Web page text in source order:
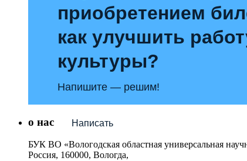
приобретением
как улучшить
культуры?
Напишите — решим!
Написать
о нас
БУК ВО «Вологодская областная универсальная
Россия, 160000, Вологда,